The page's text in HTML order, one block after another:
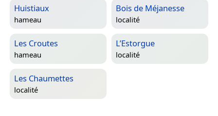
Huistiaux
hameau
Bois de Méjanesse
localité
Les Croutes
hameau
L’Estorgue
localité
Les Chaumettes
localité